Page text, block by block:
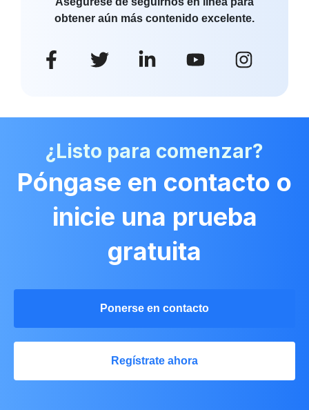
obtener aún más contenido excelente.
¿Listo para comenzar?
Póngase en contacto o
inicie una prueba
gratuita
Ponerse en contacto
Regístrate ahora